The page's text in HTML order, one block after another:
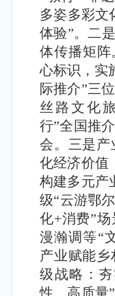
多姿多彩文
体验”。二
体传播矩阵
心标识，实
际推介”三
丝路文化
行”全国推
会。三是产
化经济价值
构建多元产
级“云游鄂
化+消费”场
漫瀚调等“
产业赋能
级战略：
性、高质量